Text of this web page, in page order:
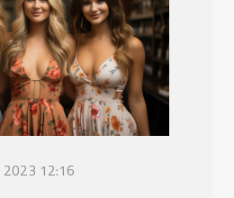
2023 12:16